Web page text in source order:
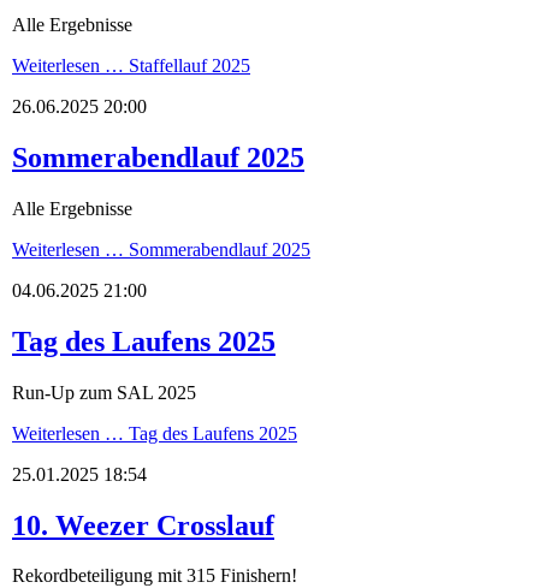
Alle Ergebnisse
Weiterlesen … Staffellauf 2025
26.06.2025 20:00
Sommerabendlauf 2025
Alle Ergebnisse
Weiterlesen … Sommerabendlauf 2025
04.06.2025 21:00
Tag des Laufens 2025
Run-Up zum SAL 2025
Weiterlesen … Tag des Laufens 2025
25.01.2025 18:54
10. Weezer Crosslauf
Rekordbeteiligung mit 315 Finishern!